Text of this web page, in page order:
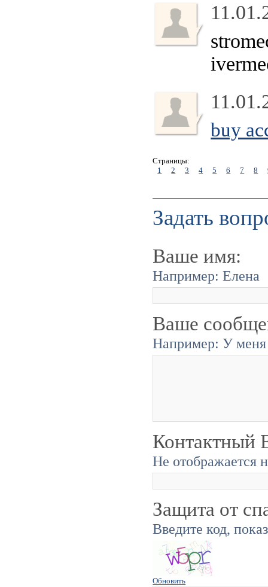
buy
Страницы:
1
2 3 4 5 6 7 8
Задать
Ваше имя:
Например: Елена
Ваше
Например: У меня
Контактный
Не отображается
Защита от
Введите код,
Обновить